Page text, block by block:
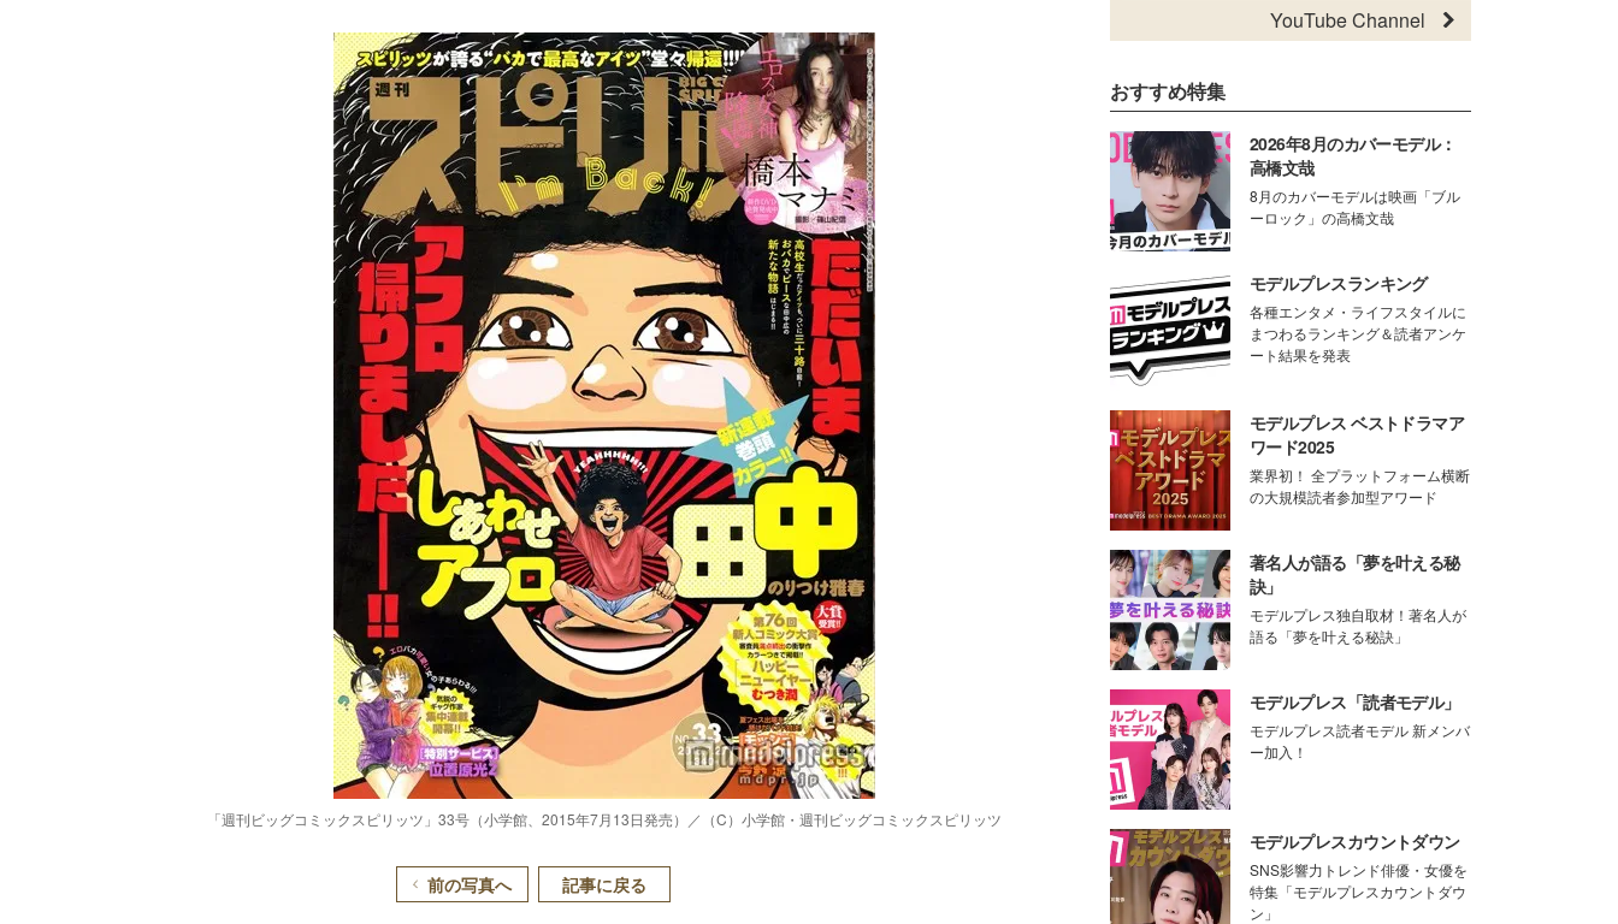
「週刊ビッグコミックスピリッツ」33号（小学館、2015年7月13日発売）／（C）小学館・週刊ビッグコミックスピリッツ
前の写真へ 記事に戻る
YouTube Channel
おすすめ特集
2026年8月のカバーモデル：
高橋文哉
8月のカバーモデルは映画「ブル
ーロック」の高橋文哉
モデルプレスランキング
各種エンタメ・ライフスタイルに
まつわるランキング＆読者アンケ
ート結果を発表
モデルプレス ベストドラマア
ワード2025
業界初！ 全プラットフォーム横断
の大規模読者参加型アワード
著名人が語る「夢を叶える秘
訣」
モデルプレス独自取材！著名人が
語る「夢を叶える秘訣」
モデルプレス「読者モデル」
モデルプレス読者モデル 新メンバ
ー加入！
モデルプレスカウントダウン
SNS影響力トレンド俳優・女優を
特集「モデルプレスカウントダウ
ン」